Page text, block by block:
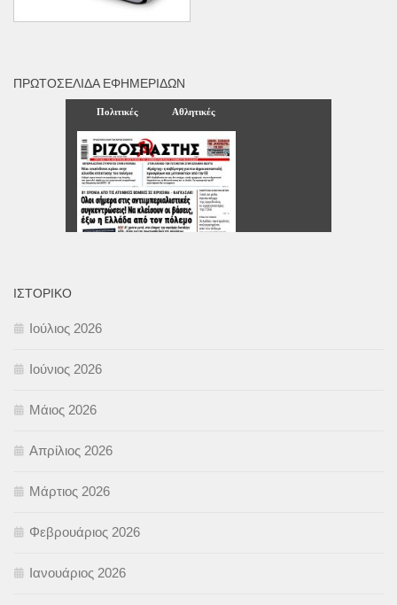
ΠΡΩΤΟΣΈΛΙΔΑ ΕΦΗΜΕΡΊΔΩΝ
ΙΣΤΟΡΙΚΌ
Ιούλιος 2026
Ιούνιος 2026
Μάιος 2026
Απρίλιος 2026
Μάρτιος 2026
Φεβρουάριος 2026
Ιανουάριος 2026